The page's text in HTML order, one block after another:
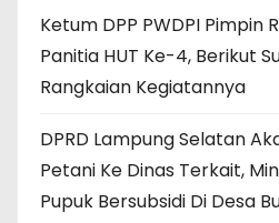
Ketum DPP PWDPI
Panitia HUT Ke-4, Berikut
Rangkaian Kegiatannya
DPRD Lampung Selatan
Petani Ke Dinas Terkait,
Pupuk Bersubsidi Di Desa